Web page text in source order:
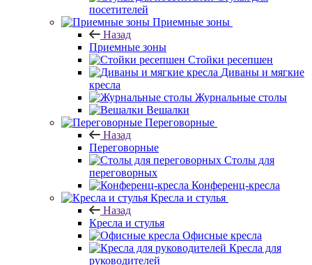
посетителей
Приемные зоны
Назад
Приемные зоны
Стойки ресепшен
Диваны и мягкие
кресла
Журнальные столы
Вешалки
Переговорные
Назад
Переговорные
Столы для
переговорных
Конференц-кресла
Кресла и стулья
Назад
Кресла и стулья
Офисные кресла
Кресла для
руководителей